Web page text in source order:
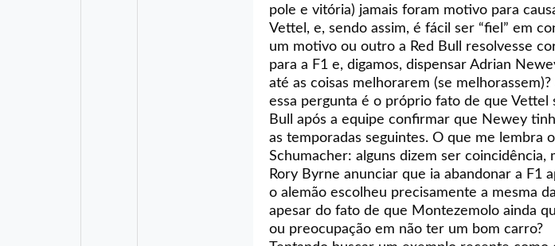
pole e vitória) jamais foram motivo para
Vettel, e, sendo assim, é fácil ser “fiel” em
um motivo ou outro a Red Bull resolvesse
para a F1 e, digamos, dispensar Adrian
até as coisas melhorarem (se
essa pergunta é o próprio fato de que Vettel
Bull após a equipe confirmar que Newey
as temporadas seguintes. O que me lembra
Schumacher: alguns dizem ser coincidência,
Rory Byrne anunciar que ia abandonar a F1
o alemão escolheu precisamente a mesma
apesar do fato de que Montezemolo ainda
ou preocupação em não ter um bom carro?